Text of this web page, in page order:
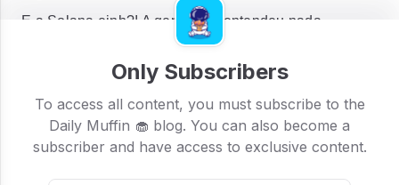
E a Solana einh?! A gente não entendeu nada,
quando viu essa queda de11,43%
, a rede Solana sofreu uma paralisação
relativamente longa por causa de um bug em um tipo
de transação offline na blockchain, mas parece que já
tá tudo bem e a rede já foi reiniciada.
Only Subscribers
To access all content, you must subscribe to the
Daily Muffin 🧁 blog. You can also become a
subscriber and have access to exclusive content.